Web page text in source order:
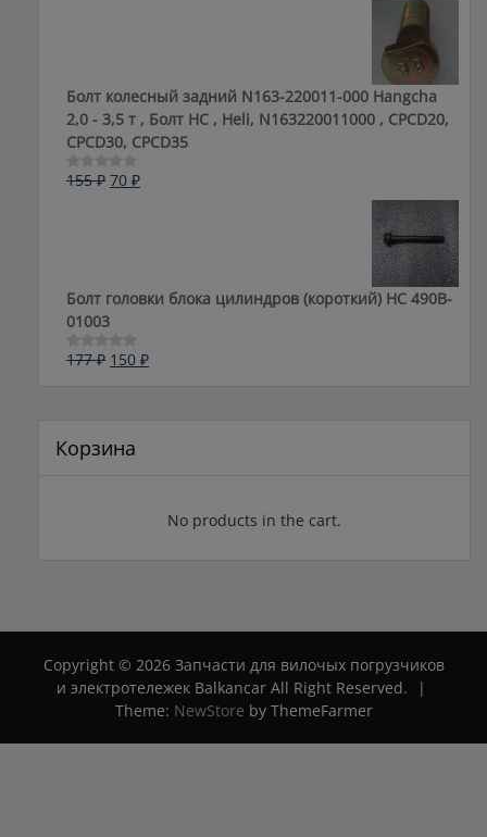
Болт колесный задний N163-220011-000 Hangcha
2,0 - 3,5 т , Болт HC , Heli, N163220011000 , CPCD20,
CPCD30, CPCD35
Оценка
155₽ Первоначальная
70 ₽Текущая
Болт головки блока цилиндров (короткий) НС 490B-
01003
Оценка
177₽ Первоначальная
150 ₽Текущая
Корзина
No products in the cart.
Copyright © 2026 Запчасти для вилочых погрузчиков
и электротележек Balkancar All Right Reserved.
|
Theme: NewStore by ThemeFarmer